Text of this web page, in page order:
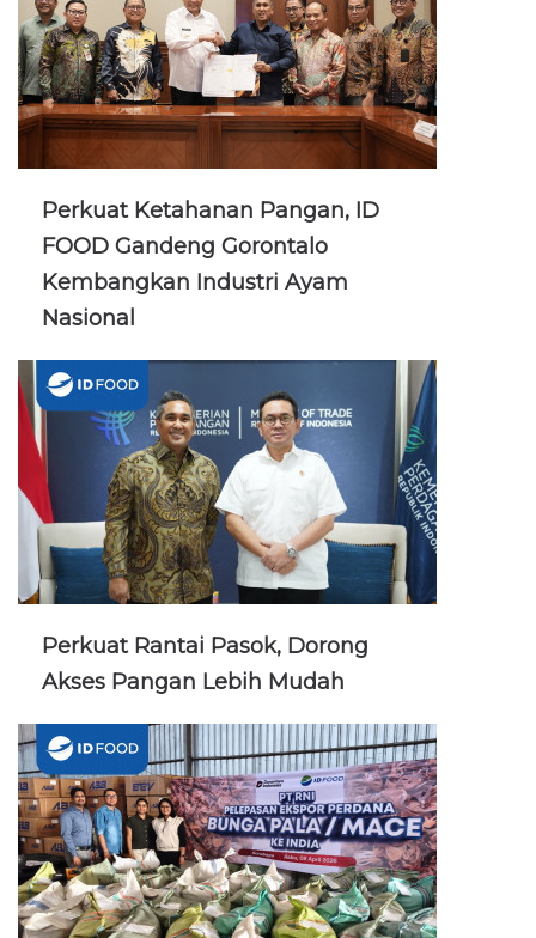
Perkuat Ketahanan Pangan, ID
FOOD Gandeng Gorontalo
Kembangkan Industri Ayam
Nasional
Perkuat Rantai Pasok, Dorong
Akses Pangan Lebih Mudah